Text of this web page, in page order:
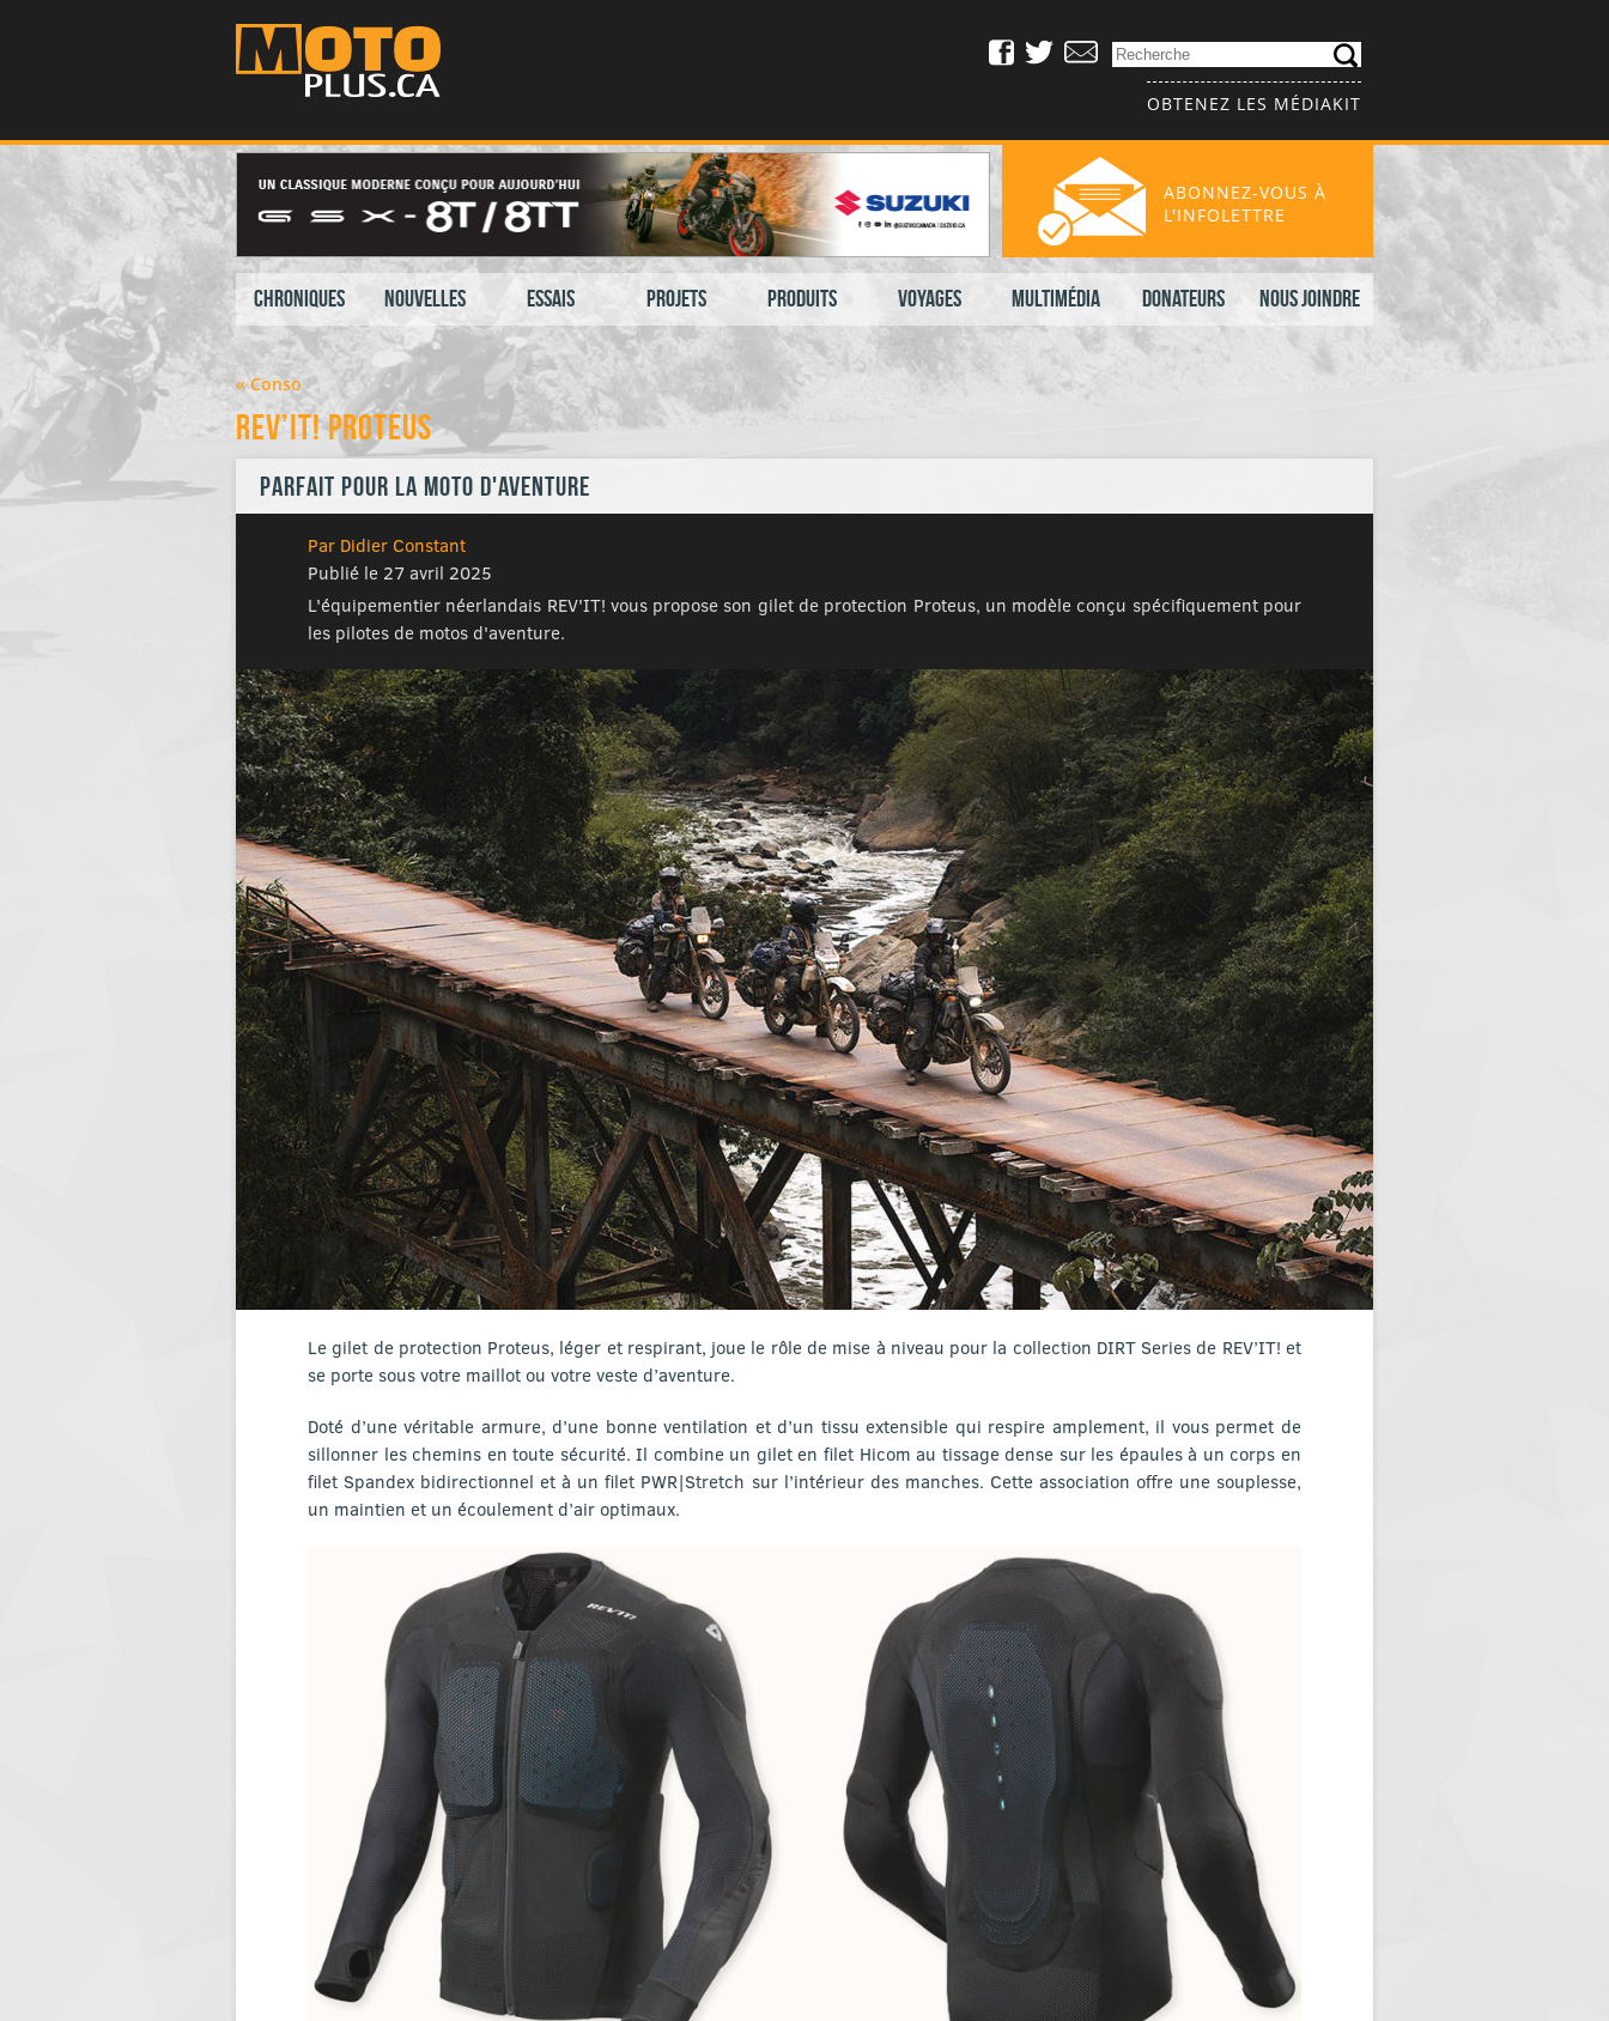
OBTENEZ LES MÉDIAKIT
Chroniques Nouvelles Essais Projets Produits Voyages Multimédia Donateurs Nous joindre
ABONNEZ-VOUS À
L'INFOLETTRE
« Conso
REV’IT! Proteus
Parfait pour la moto d'aventure
Par Didier Constant
Publié le 27 avril 2025
L'équipementier néerlandais REV'IT! vous propose son gilet de protection Proteus, un modèle conçu spécifiquement pour
les pilotes de motos d'aventure.
Le gilet de protection Proteus, léger et respirant, joue le rôle de mise à niveau pour la collection DIRT Series de REV’IT! et
se porte sous votre maillot ou votre veste d’aventure.
Doté d’une véritable armure, d’une bonne ventilation et d’un tissu extensible qui respire amplement, il vous permet de
sillonner les chemins en toute sécurité. Il combine un gilet en filet Hicom au tissage dense sur les épaules à un corps en
filet Spandex bidirectionnel et à un filet PWR|Stretch sur l’intérieur des manches. Cette association offre une souplesse,
un maintien et un écoulement d’air optimaux.